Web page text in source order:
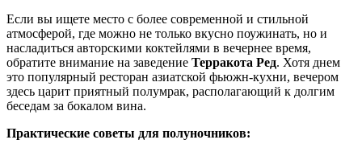
Если вы ищете место с более современной и стильной
атмосферой, где можно не только вкусно поужинать, но и
насладиться авторскими коктейлями в вечернее время,
обратите внимание на заведение Терракота Ред. Хотя днем
это популярный ресторан азиатской фьюжн-кухни, вечером
здесь царит приятный полумрак, располагающий к долгим
беседам за бокалом вина.
Практические советы для полуночников: